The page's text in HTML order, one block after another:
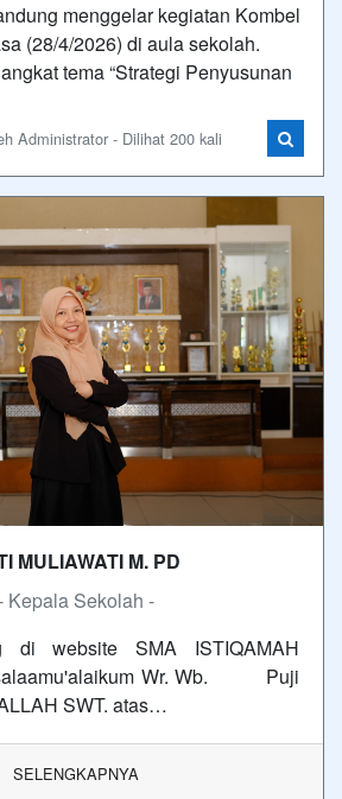
menggelar kegiatan Kombel
(28/4/2026) di aula sekolah.
tema “Strategi Penyusunan
Administrator - Dilihat 200 kali
MULIAWATI M. PD
Kepala Sekolah -
di website SMA ISTIQAMAH
Wr. Wb. Puji
SWT. atas…
SELENGKAPNYA